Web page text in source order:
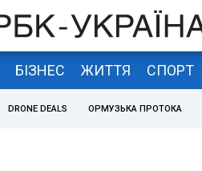
БІЗНЕС ЖИТТЯ СПОРТ
DRONE DEALS ОРМУЗЬКА ПРОТОКА